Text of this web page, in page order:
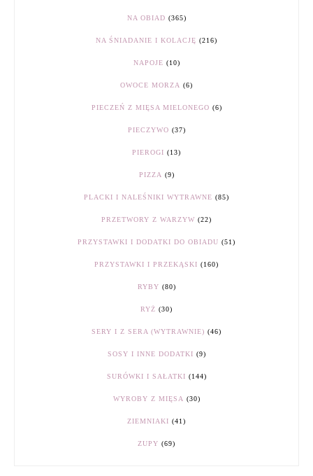
NA OBIAD (365)
NA ŚNIADANIE I KOLACJĘ (216)
NAPOJE (10)
OWOCE MORZA (6)
PIECZEŃ Z MIĘSA MIELONEGO (6)
PIECZYWO (37)
PIEROGI (13)
PIZZA (9)
PLACKI I NALEŚNIKI WYTRAWNE (85)
PRZETWORY Z WARZYW (22)
PRZYSTAWKI I DODATKI DO OBIADU (51)
PRZYSTAWKI I PRZEKĄSKI (160)
RYBY (80)
RYŻ (30)
SERY I Z SERA (WYTRAWNIE) (46)
SOSY I INNE DODATKI (9)
SURÓWKI I SAŁATKI (144)
WYROBY Z MIĘSA (30)
ZIEMNIAKI (41)
ZUPY (69)